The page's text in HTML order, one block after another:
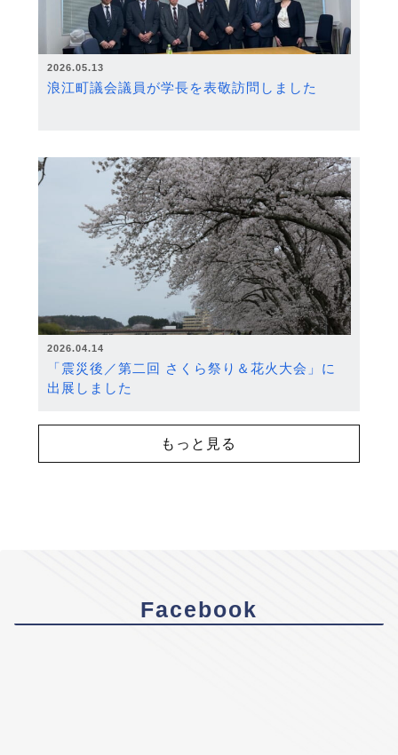
2026.05.13
浪江町議会議員が学長を表敬訪問しました
2026.04.14
「震災後／第二回 さくら祭り＆花火大会」に
出展しました
もっと見る
Facebook